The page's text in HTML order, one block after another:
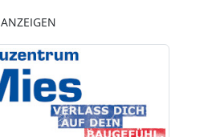
ANZEIGEN